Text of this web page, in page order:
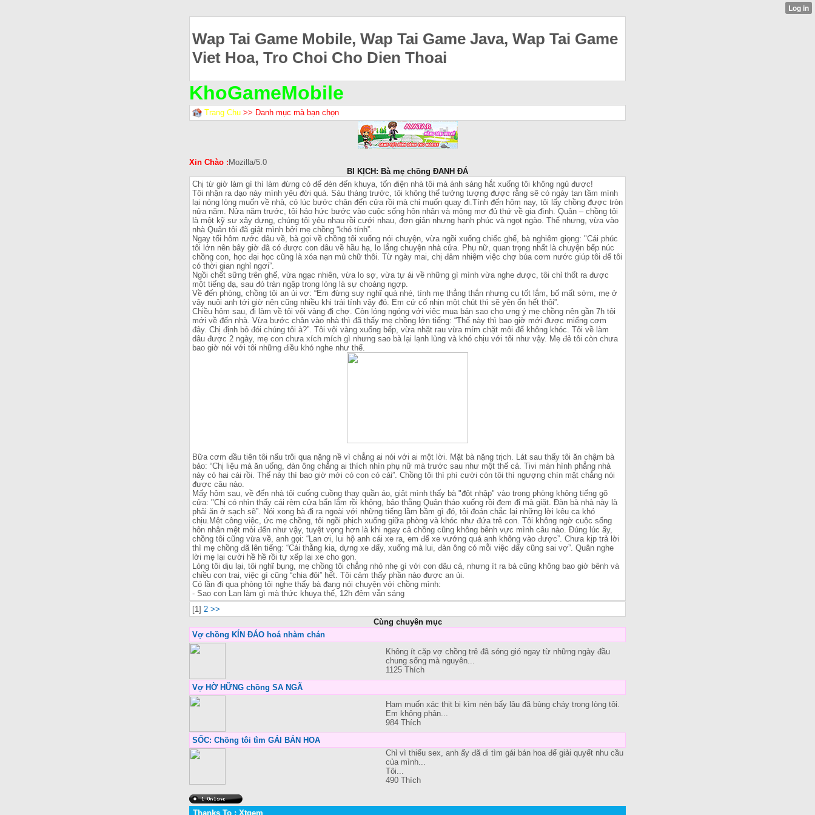
Wap Tai Game Mobile, Wap Tai Game Java, Wap Tai Game
Viet Hoa, Tro Choi Cho Dien Thoai
KhoGameMobile
Trang Chu >> Danh mục mà bạn chọn
Xin Chào : Mozilla/5.0
BI KỊCH: Bà mẹ chồng ĐANH ĐÁ
Chị từ giờ làm gì thì làm đừng có để đèn đến khuya, tốn điện nhà tôi mà ánh sáng hắt xuống tôi không ngủ được!
Tôi nhận ra dạo này mình yêu đời quá. Sáu tháng trước, tôi không thể tưởng tượng được rằng sẽ có ngày tan tầm mình
lại nóng lòng muốn về nhà, có lúc bước chân đến cửa rồi mà chỉ muốn quay đi.Tính đến hôm nay, tôi lấy chồng được tròn
nửa năm. Nửa năm trước, tôi háo hức bước vào cuộc sống hôn nhân và mộng mơ đủ thứ về gia đình. Quân – chồng tôi
là một kỹ sư xây dựng, chúng tôi yêu nhau rồi cưới nhau, đơn giản nhưng hạnh phúc và ngọt ngào. Thế nhưng, vừa vào
nhà Quân tôi đã giật mình bởi mẹ chồng “khó tính”.
Ngay tối hôm rước dâu về, bà gọi về chồng tôi xuống nói chuyện, vừa ngồi xuống chiếc ghế, bà nghiêm giọng: "Cái phúc
tôi lớn nên bây giờ đã có được con dâu về hầu hạ, lo lắng chuyện nhà cửa. Phụ nữ, quan trọng nhất là chuyện bếp núc
chồng con, học đại học cũng là xóa nạn mù chữ thôi. Từ ngày mai, chị đảm nhiệm việc chợ búa cơm nước giúp tôi để tôi
có thời gian nghỉ ngơi”.
Ngồi chết sững trên ghế, vừa ngạc nhiên, vừa lo sợ, vừa tự ái về những gì mình vừa nghe được, tôi chỉ thốt ra được
một tiếng dạ, sau đó tràn ngập trong lòng là sự choáng ngợp.
Về đến phòng, chồng tôi an ủi vợ: “Em đừng suy nghĩ quá nhé, tính mẹ thẳng thắn nhưng cụ tốt lắm, bố mất sớm, mẹ ở
vậy nuôi anh tới giờ nên cũng nhiều khi trái tính vậy đó. Em cứ cố nhịn một chút thì sẽ yên ổn hết thôi”.
Chiều hôm sau, đi làm về tôi vội vàng đi chợ. Còn lóng ngóng với việc mua bán sao cho ưng ý mẹ chồng nên gần 7h tôi
mới về đến nhà. Vừa bước chân vào nhà thì đã thấy mẹ chồng lớn tiếng: “Thế này thì bao giờ mới được miếng cơm
đây. Chị định bỏ đói chúng tôi à?”. Tôi vội vàng xuống bếp, vừa nhặt rau vừa mím chặt môi để không khóc. Tôi về làm
dâu được 2 ngày, mẹ con chưa xích mích gì nhưng sao bà lại lạnh lùng và khó chịu với tôi như vậy. Mẹ đẻ tôi còn chưa
bao giờ nói với tôi những điều khó nghe như thế.
Bữa cơm đầu tiên tôi nấu trôi qua nặng nề vì chẳng ai nói với ai một lời. Mặt bà nặng trịch. Lát sau thấy tôi ăn chậm bà
bảo: “Chị liệu mà ăn uống, đàn ông chẳng ai thích nhìn phụ nữ mà trước sau như một thế cả. Tivi màn hình phẳng nhà
này có hai cái rồi. Thế này thì bao giờ mới có con có cái”. Chồng tôi thì phì cười còn tôi thì ngượng chín mặt chẳng nói
được câu nào.
Mấy hôm sau, về đến nhà tôi cuống cuồng thay quần áo, giật mình thấy bà "đột nhập" vào trong phòng không tiếng gõ
cửa: "Chị có nhìn thấy cái rèm cửa bẩn lắm rồi không, bảo thằng Quân tháo xuống rồi đem đi mà giặt. Đàn bà nhà này là
phải ăn ở sạch sẽ”. Nói xong bà đi ra ngoài với những tiếng lầm bầm gì đó, tôi đoán chắc lại những lời kêu ca khó
chịu.Mệt công việc, ức mẹ chồng, tôi ngồi phịch xuống giữa phòng và khóc như đứa trẻ con. Tôi không ngờ cuộc sống
hôn nhân mệt mỏi đến như vậy, tuyệt vọng hơn là khi ngay cả chồng cũng không bênh vực mình câu nào. Đúng lúc ấy,
chồng tôi cũng vừa về, anh gọi: “Lan ơi, lui hộ anh cái xe ra, em để xe vướng quá anh không vào được”. Chưa kịp trả lời
thì mẹ chồng đã lên tiếng: “Cái thằng kia, dựng xe đấy, xuống mà lui, đàn ông có mỗi việc đấy cũng sai vợ”. Quân nghe
lời mẹ lại cười hề hề rồi tự xếp lại xe cho gọn.
Lòng tôi dịu lại, tôi nghĩ bụng, mẹ chồng tôi chẳng nhỏ nhẹ gì với con dâu cả, nhưng ít ra bà cũng không bao giờ bênh và
chiều con trai, việc gì cũng “chia đôi” hết. Tôi cảm thấy phần nào được an ủi.
Có lần đi qua phòng tôi nghe thấy bà đang nói chuyện với chồng mình:
- Sao con Lan làm gì mà thức khuya thế, 12h đêm vẫn sáng
[1] 2 >>
Cùng chuyên mục
Vợ chồng KÍN ĐÁO hoá nhàm chán
Không ít cặp vợ chồng trẻ đã sóng gió ngay từ những ngày đầu
chung sống mà nguyên...
1125 Thích
Vợ HỜ HỮNG chồng SA NGÃ
Ham muốn xác thịt bị kìm nén bấy lâu đã bùng cháy trong lòng tôi.
Em không phản...
984 Thích
SỐC: Chồng tôi tìm GÁI BÁN HOA
Chỉ vì thiếu sex, anh ấy đã đi tìm gái bán hoa để giải quyết nhu cầu
của mình...
Tôi...
490 Thích
Thanks To : Xtgem